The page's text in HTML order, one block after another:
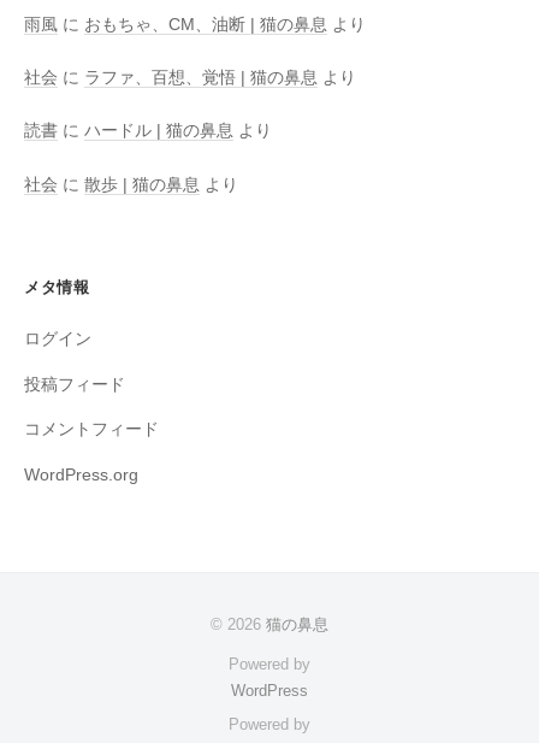
雨風 に おもちゃ、CM、油断 | 猫の鼻息 より
社会 に ラファ、百想、覚悟 | 猫の鼻息 より
読書 に ハードル | 猫の鼻息 より
社会 に 散歩 | 猫の鼻息 より
メタ情報
ログイン
投稿フィード
コメントフィード
WordPress.org
© 2026 猫の鼻息
Powered by
WordPress
Powered by